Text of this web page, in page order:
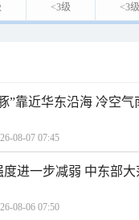
<3级 <3级
”靠近华东沿海 冷空
08-07 07:45
度进一步减弱 中东部
08-06 07:50